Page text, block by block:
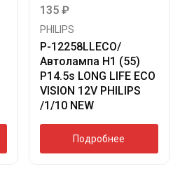
135 ₽
PHILIPS
P-12258LLECO/
Автолампа H1 (55)
P14.5s LONG LIFE ECO
VISION 12V PHILIPS
/1/10 NEW
Подробнее